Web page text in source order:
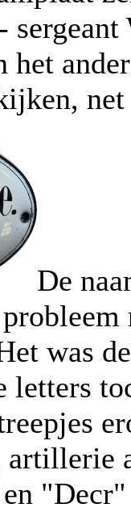
het
De
was
letters
artillerie